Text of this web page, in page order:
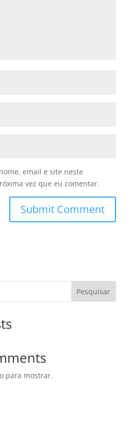
email e site neste
vez que eu comentar.
Pesquisar
para mostrar.